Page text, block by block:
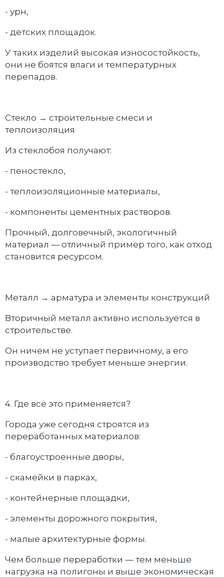
- урн,
- детских площадок.
У таких изделий высокая износостойкость,
они не боятся влаги и температурных
перепадов.
Стекло → строительные смеси и
теплоизоляция
Из стеклобоя получают:
- пеностекло,
- теплоизоляционные материалы,
- компоненты цементных растворов.
Прочный, долговечный, экологичный
материал — отличный пример того, как отход
становится ресурсом.
Металл → арматура и элементы конструкций
Вторичный металл активно используется в
строительстве.
Он ничем не уступает первичному, а его
производство требует меньше энергии.
4. Где всё это применяется?
Города уже сегодня строятся из
переработанных материалов:
- благоустроенные дворы,
- скамейки в парках,
- контейнерные площадки,
- элементы дорожного покрытия,
- малые архитектурные формы.
Чем больше переработки — тем меньше
нагрузка на полигоны и выше экономическая